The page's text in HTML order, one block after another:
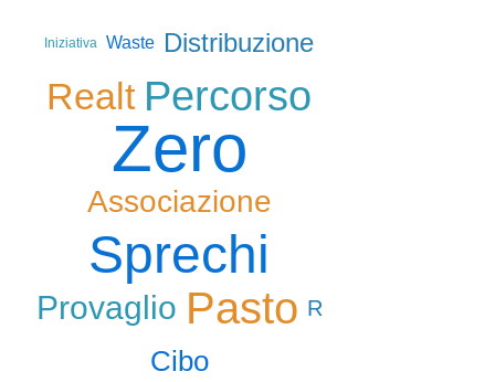
Iniziativa Waste Distribuzione
Realt Percorso
Zero
Associazione
Sprechi
Provaglio Pasto R
Cibo